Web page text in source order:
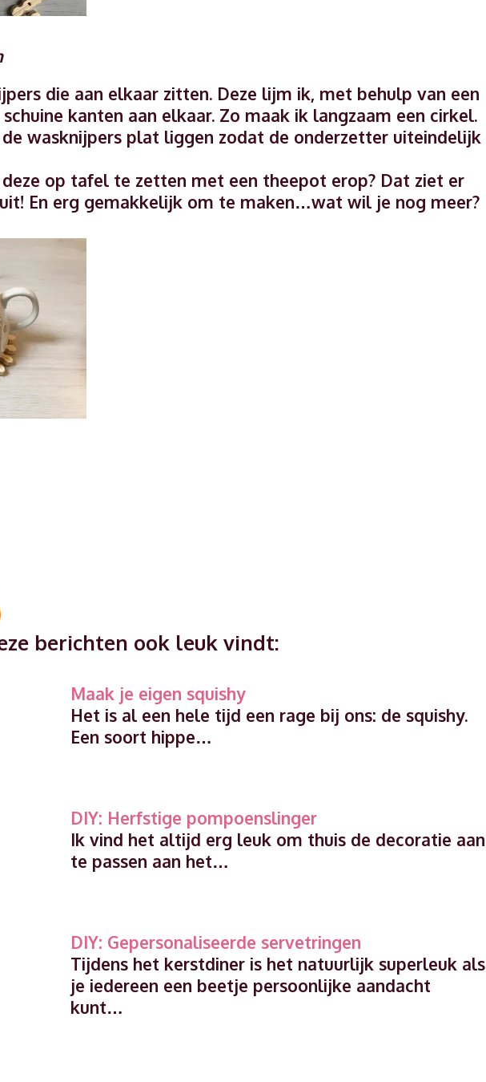
die aan elkaar zitten. Deze lijm ik, met behulp van een
kanten aan elkaar. Zo maak ik langzaam een cirkel.
wasknijpers plat liggen zodat de onderzetter uiteindelijk
op tafel te zetten met een theepot erop? Dat ziet er
En erg gemakkelijk om te maken…wat wil je nog meer?
berichten ook leuk vindt:
Maak je eigen squishy
Het is al een hele tijd een rage bij ons: de squishy.
Een soort hippe…
DIY: Herfstige pompoenslinger
Ik vind het altijd erg leuk om thuis de decoratie aan
te passen aan het…
DIY: Gepersonaliseerde servetringen
Tijdens het kerstdiner is het natuurlijk superleuk als
je iedereen een beetje persoonlijke aandacht
kunt…